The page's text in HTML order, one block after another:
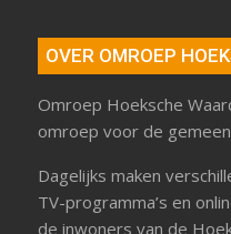
OVER OMROEP
Omroep Hoeksche
omroep voor de
Dagelijks maken
TV-programma’s en
de inwoners van de